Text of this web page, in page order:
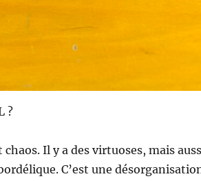
?
Il y a des virtuoses, mais
C’est une